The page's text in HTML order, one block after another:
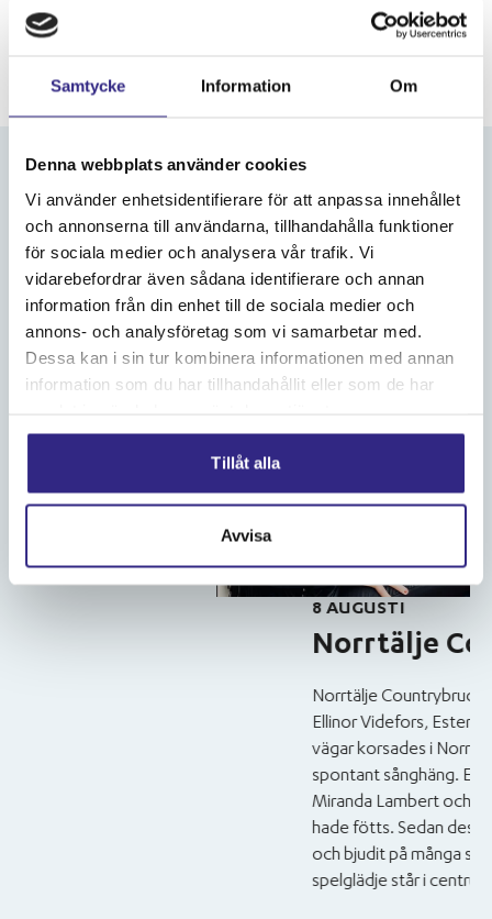
Samtycke Information Om
Denna webbplats använder cookies
Vi använder enhetsidentifierare för att anpassa innehållet
och annonserna till användarna, tillhandahålla funktioner
för sociala medier och analysera vår trafik. Vi
vidarebefordrar även sådana identifierare och annan
information från din enhet till de sociala medier och
annons- och analysföretag som vi samarbetar med.
Dessa kan i sin tur kombinera informationen med annan
information som du har tillhandahållit eller som de har
Tillåt alla
Avvisa
LÖRDAG 15 AUGUSTI
Norrtälje Live 2026
Norrtälje
Norrtälje Countrybrudar är en färgstark
Ellinor Videfors, Ester Årman och
vägar korsades i Norrtälje 2017 då Ellinor
spontant sånghäng. Efter att ha jammat
Miranda Lambert och Pistol Annies stod
hade fötts. Sedan dess har de byggt upp
och bjudit på många spelningar där
spelglädje står i centrum.